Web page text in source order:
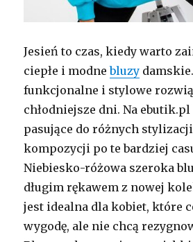
Jesień to czas, kiedy warto
ciepłe i modnebluzy
funkcjonalne i stylowe
chłodniejsze dni. Na
pasujące do różnych
kompozycji po te bardziej
Niebiesko-różowa szeroka
długim rękawem z nowej
jest idealna dla kobiet, które
wygodę, ale nie chcą